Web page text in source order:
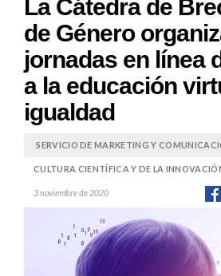
La Cátedra de
de Género
jornadas en línea
a la educación
igualdad
SERVICIO DE MARKETING Y
CULTURA CIENTÍFICA Y DE LA
3 noviembre de 2020